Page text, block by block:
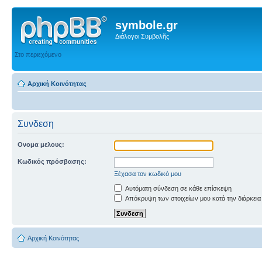
symbole.gr
Διάλογοι Συμβολῆς
Στο περιεχόμενο
Αρχική Κοινότητας
Συνδεση
Ονομα μελους:
Κωδικός πρόσβασης:
Ξέχασα τον κωδικό μου
Αυτόματη σύνδεση σε κάθε επίσκεψη
Απόκρυψη των στοιχείων μου κατά την
Αρχική Κοινότητας